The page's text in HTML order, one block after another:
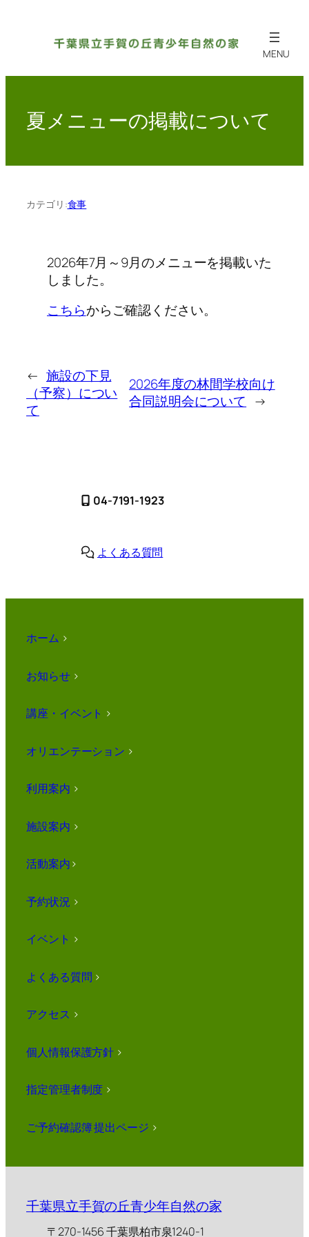
キ
夏メニューの掲載について
カテゴリ:食事
2026年7月～9月のメニューを掲載いた
しました。
こちらからご確認ください。
← 施設の下見
（予察）につい
て
2026年度の林間学校向け
合同説明会について →
04-7191-1923
よくある質問
ホーム >
お知らせ>
講座・イベント >
オリエンテーション >
利用案内 >
施設案内 >
活動案内>
予約状況 >
イベント >
よくある質問 >
アクセス >
個人情報保護方針 >
指定管理者制度 >
ご予約確認簿 提出ページ >
千葉県立手賀の丘青少年自然の家
〒270-1456 千葉県柏市泉1240-1